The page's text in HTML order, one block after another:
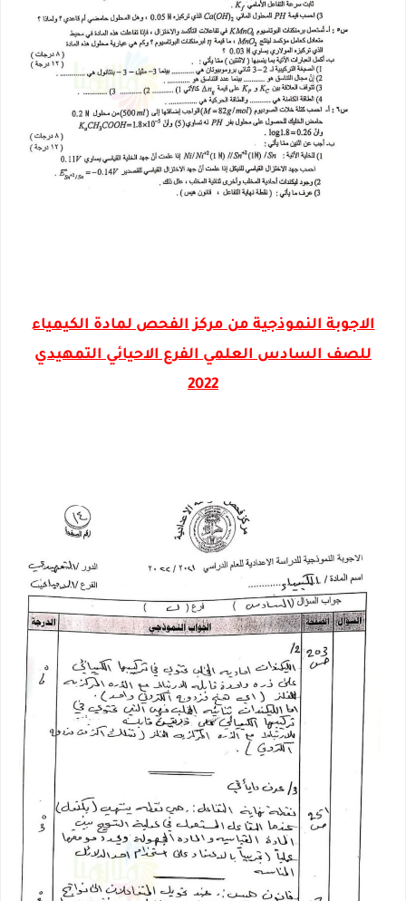
الاجوبة النموذجية من مركز الفحص لمادة الكيمياء
للصف السادس العلمي الفرع الاحيائي التمهيدي
2022